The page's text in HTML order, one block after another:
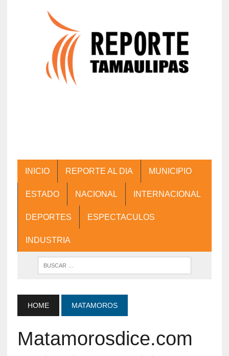
INICIO REPORTE AL DIA MUNICIPIO
ESTADO NACIONAL INTERNACIONAL
DEPORTES ESPECTACULOS
INDUSTRIA
HOME MATAMOROS
Matamorosdice.com